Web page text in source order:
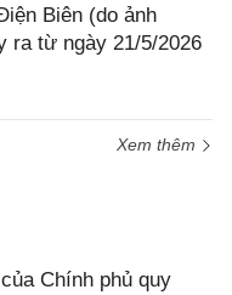
Biên (do ảnh
ra từ ngày 21/5/2026
Xem thêm
Chính phủ quy